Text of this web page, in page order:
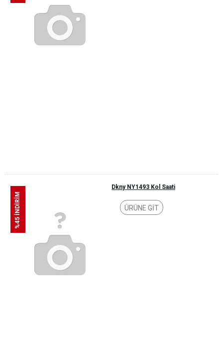
%45 İNDİRİM
Dkny NY1493 Kol Saati
ÜRÜNE GİT